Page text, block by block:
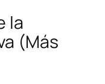
la
(Más